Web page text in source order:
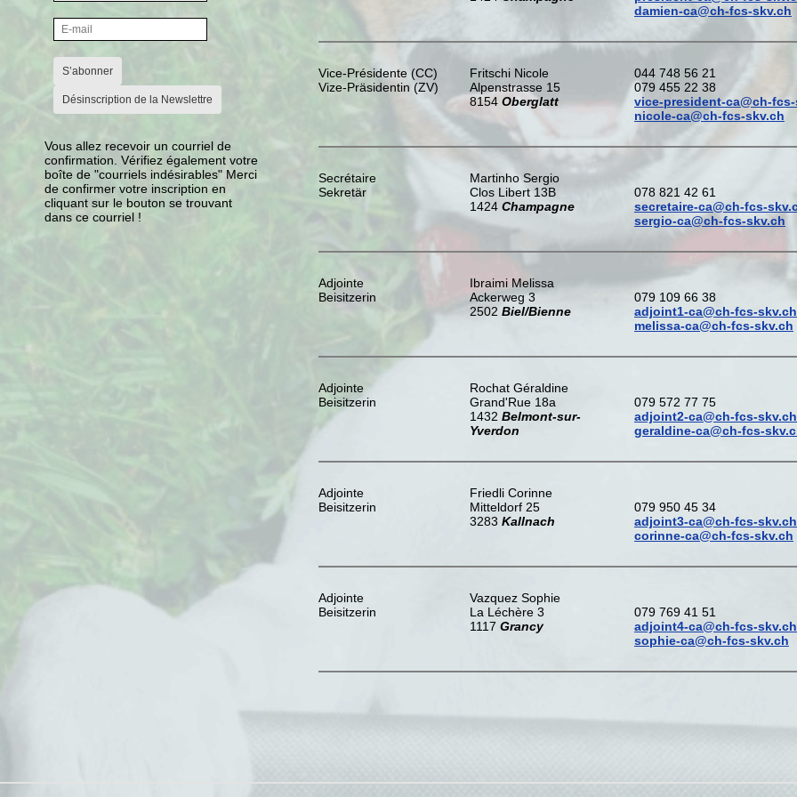
S’abonner
Désinscription de la Newslettre
Vous allez recevoir un courriel de
confirmation. Vérifiez également votre
boîte de "courriels indésirables" Merci
de confirmer votre inscription en
cliquant sur le bouton se trouvant
dans ce courriel !
damien-ca@ch-fcs-skv.ch
Vice-Présidente (CC)
Vize-Präsidentin (ZV)
Fritschi Nicole
Alpenstrasse 15
8154 Oberglatt
044 748 56 21
079 455 22 38
vice-president-ca@ch-
nicole-ca@ch-fcs-skv.ch
Secrétaire
Sekretär
Martinho Sergio
Clos Libert 13B
1424 Champagne
078 821 42 61
secretaire-ca@ch-fcs-
sergio-ca@ch-fcs-skv.ch
Adjointe
Beisitzerin
Ibraimi Melissa
Ackerweg 3
2502 Biel/Bienne
079 109 66 38
adjoint1-ca@ch-fcs-skv.ch
melissa-ca@ch-fcs-skv.ch
Adjointe
Beisitzerin
Rochat Géraldine
Grand'Rue 18a
1432 Belmont-sur-
Yverdon
079 572 77 75
adjoint2-ca@ch-fcs-skv.ch
geraldine-ca@ch-fcs-
Adjointe
Beisitzerin
Friedli Corinne
Mitteldorf 25
3283 Kallnach
079 950 45 34
adjoint3-ca@ch-fcs-skv.ch
corinne-ca@ch-fcs-skv.ch
Adjointe
Beisitzerin
Vazquez Sophie
La Léchère 3
1117 Grancy
079 769 41 51
adjoint4-ca@ch-fcs-skv.ch
sophie-ca@ch-fcs-skv.ch